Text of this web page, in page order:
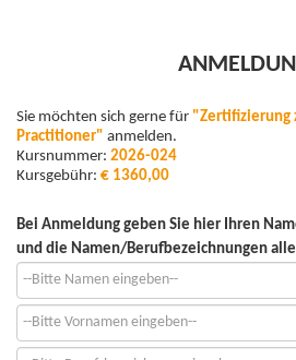
Sie möchten sich gerne für "Zertifizierung
Practitioner" anmelden.
Kursnummer: 2026-024
Kursgebühr: € 1360,00
Bei Anmeldung geben Sie hier Ihren
und die Namen/Berufbezeichnungen